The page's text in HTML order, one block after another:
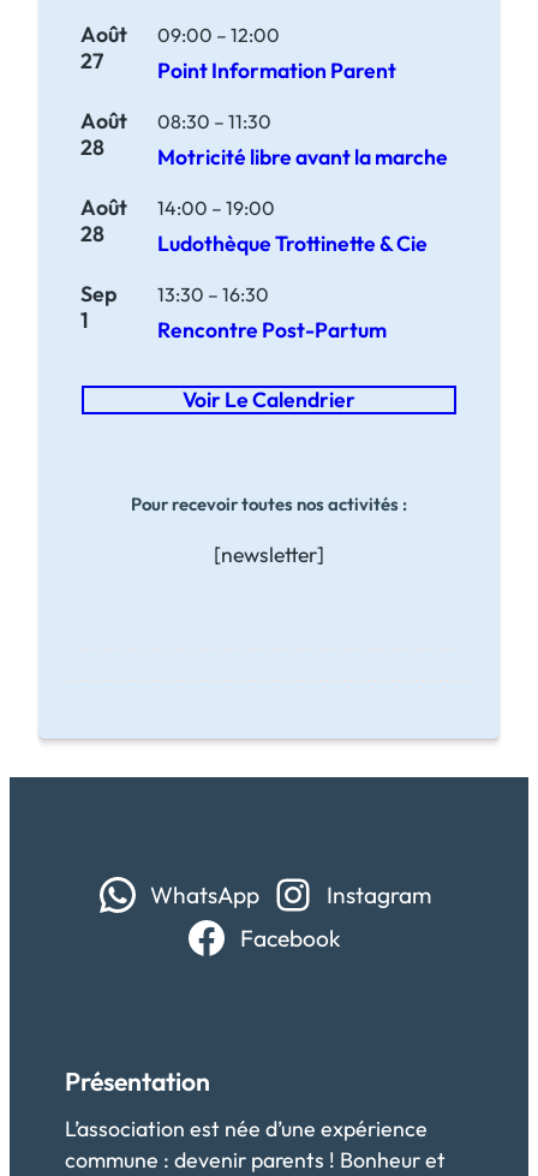
Août
27
09:00 –12:00
Point Information Parent
Août
28
08:30 –11:30
Motricité libre avant la marche
Août
28
14:00 –19:00
Ludothèque Trottinette & Cie
Sep
1
13:30 –16:30
Rencontre Post-Partum
Voir Le Calendrier
Pour recevoir toutes nos activités :
[newsletter]
WhatsApp
Instagram
Facebook
Présentation
L’association est née d’une expérience
commune : devenir parents ! Bonheur et